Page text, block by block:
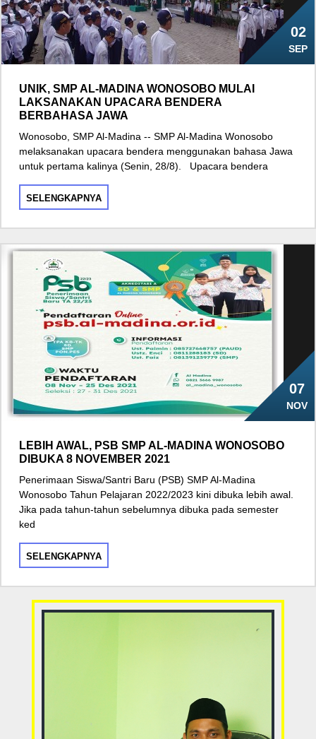
02
SEP
UNIK, SMP AL-MADINA WONOSOBO MULAI
LAKSANAKAN UPACARA BENDERA
BERBAHASA JAWA
Wonosobo, SMP Al-Madina -- SMP Al-Madina Wonosobo
melaksanakan upacara bendera menggunakan bahasa Jawa
untuk pertama kalinya (Senin, 28/8). Upacara bendera
SELENGKAPNYA
07
NOV
LEBIH AWAL, PSB SMP AL-MADINA WONOSOBO
DIBUKA 8 NOVEMBER 2021
Penerimaan Siswa/Santri Baru (PSB) SMP Al-Madina
Wonosobo Tahun Pelajaran 2022/2023 kini dibuka lebih awal.
Jika pada tahun-tahun sebelumnya dibuka pada semester
ked
SELENGKAPNYA